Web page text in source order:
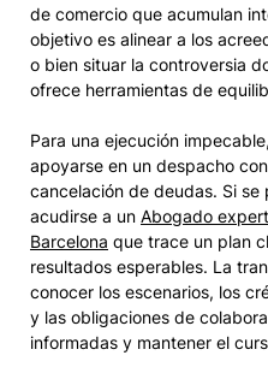
de comercio que acumulan
objetivo es alinear a los
o bien situar la controversia
ofrece herramientas de
Para una ejecución
apoyarse en un despacho
cancelación de deudas. Si
acudirse a un Abogado
Barcelona que trace un plan
resultados esperables. La
conocer los escenarios, los
y las obligaciones de
informadas y mantener el